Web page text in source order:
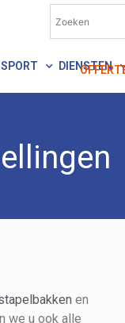
DIENSTEN
en
we u ook alle